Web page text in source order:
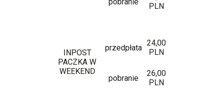
pobranie
PLN
INPOST
PACZKA W
WEEKEND
przedpłata
24,00
PLN
pobranie
26,00
PLN